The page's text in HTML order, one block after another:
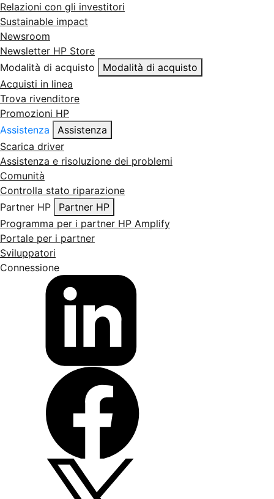
Relazioni con gli investitori
Sustainable impact
Newsroom
Newsletter HP Store
Modalità di acquisto
Modalità di acquisto
Acquisti in linea
Trova rivenditore
Promozioni HP
Assistenza
Assistenza
Scarica driver
Assistenza e risoluzione dei problemi
Comunità
Controlla stato riparazione
Partner HP
Partner HP
Programma per i partner HP Amplify
Portale per i partner
Sviluppatori
Connessione